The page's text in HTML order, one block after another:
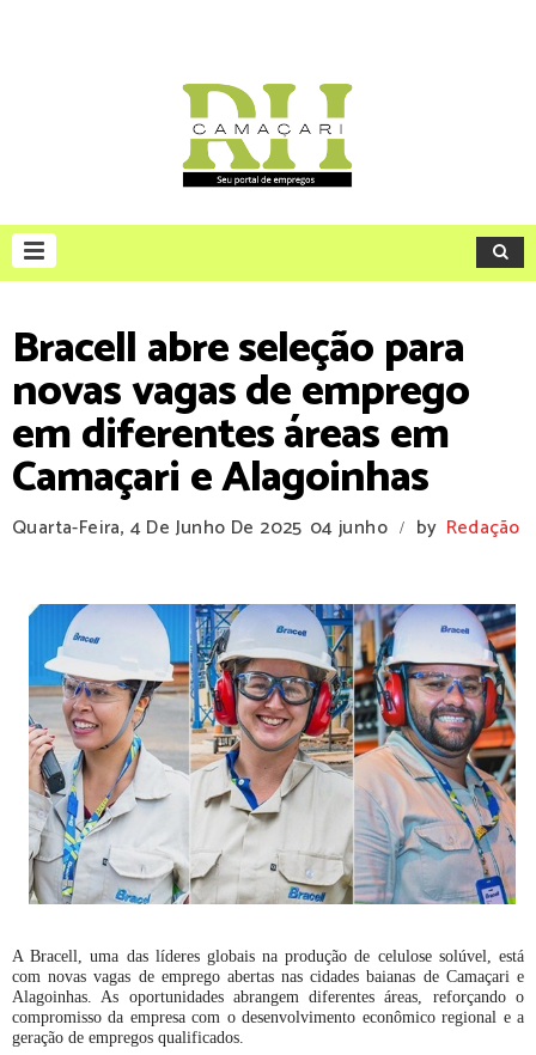
Bracell abre seleção para
novas vagas de emprego
em diferentes áreas em
Camaçari e Alagoinhas
Quarta-Feira, 4 De Junho De 2025 04 junho / by Redação
A Bracell, uma das líderes globais na produção de celulose solúvel, está
com novas vagas de emprego abertas nas cidades baianas de Camaçari e
Alagoinhas. As oportunidades abrangem diferentes áreas, reforçando o
compromisso da empresa com o desenvolvimento econômico regional e a
geração de empregos qualificados.